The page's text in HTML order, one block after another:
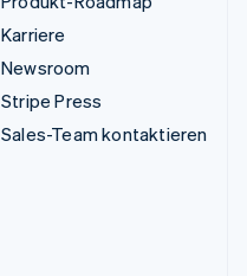
Karriere
Newsroom
Stripe Press
Sales-Team kontaktieren